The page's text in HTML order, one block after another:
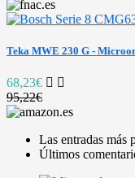
Teka MWE 230 G -
68,23€
95,22€
Las entradas más
Últimos